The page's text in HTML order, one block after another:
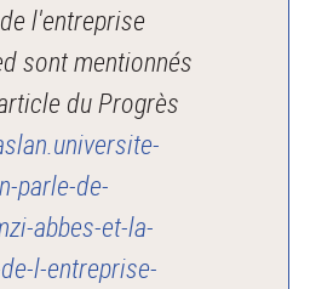
l'entreprise
sont mentionnés
du Progrès
parle-de-
abbes-et-la-
l-entreprise-